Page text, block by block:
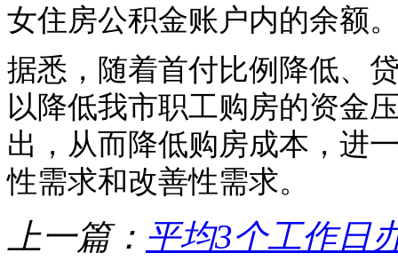
女住房公积金账户内的余额
据悉，随着首付比例降低、
以降低我市职工购房的资金
出，从而降低购房成本，进
性需求和改善性需求。
上一篇： 平均3个工作日